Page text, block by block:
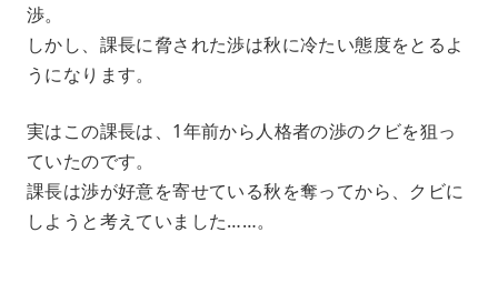
渉。
しかし、課長に脅された渉は秋に冷たい態度をとるよ
うになります。
実はこの課長は、1年前から人格者の渉のクビを狙っ
ていたのです。
課長は渉が好意を寄せている秋を奪ってから、クビに
しようと考えていました……。